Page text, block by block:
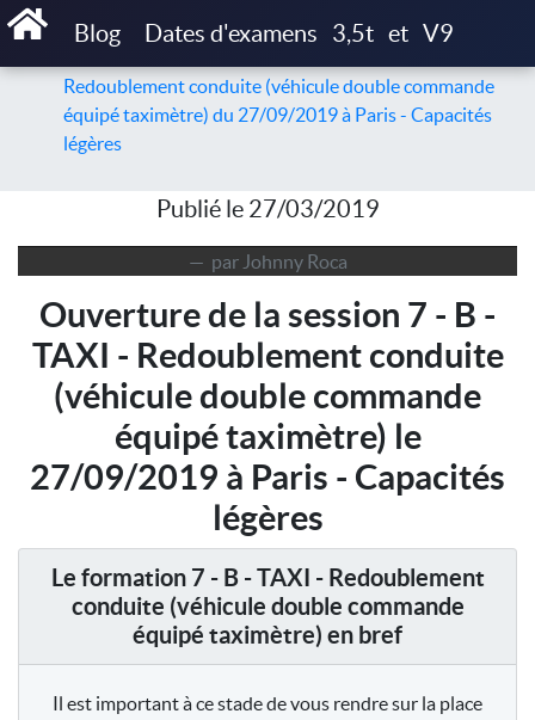
Blog Dates d'examens 3,5t et V9
Accueil
Articles
Redoublement conduite (véhicule double commande
équipé taximètre) du 27/09/2019 à Paris - Capacités
légères
Publié le 27/03/2019
par Johnny Roca
Ouverture de la session 7 - B -
TAXI - Redoublement conduite
(véhicule double commande
équipé taximètre) le
27/09/2019 à Paris - Capacités
légères
Le formation 7 - B - TAXI - Redoublement
conduite (véhicule double commande
équipé taximètre) en bref
Il est important à ce stade de vous rendre sur la place